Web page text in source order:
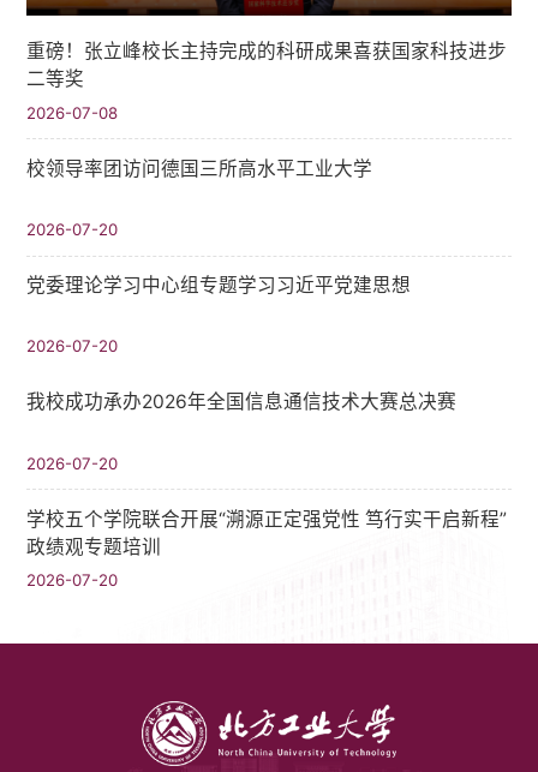
重磅！张立峰校长主持完成的科研成果喜获国家科技进步
二等奖
2026-07-08
校领导率团访问德国三所高水平工业大学
2026-07-20
党委理论学习中心组专题学习习近平党建思想
2026-07-20
我校成功承办2026年全国信息通信技术大赛总决赛
2026-07-20
学校五个学院联合开展“溯源正定强党性 笃行实干启新程”
政绩观专题培训
2026-07-20